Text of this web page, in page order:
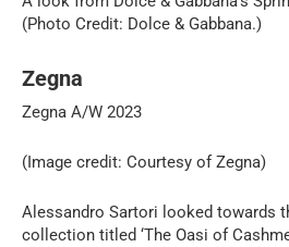
(Photo Credit: Dolce & Gabbana.)
Zegna
Zegna A/W 2023
(Image credit: Courtesy of Zegna)
Alessandro Sartori looked towards
collection titled ‘The Oasi of